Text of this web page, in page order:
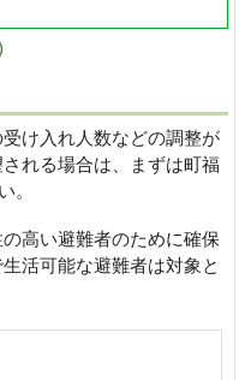
け入れ人数などの調整が
れる場合は、まずは町福
。
高い避難者のために確保
活可能な避難者は対象と